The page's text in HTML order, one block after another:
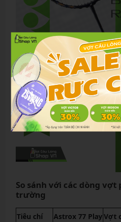
So sánh với các dòng
trường
Tiêu chí Astrox 77 PlayVợt